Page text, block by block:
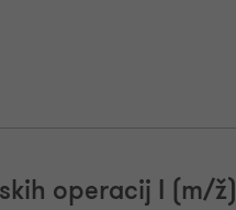
operacij I (m/ž)